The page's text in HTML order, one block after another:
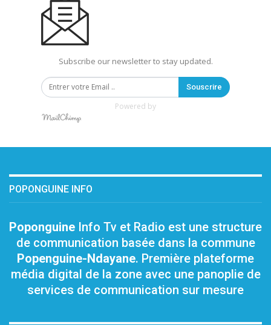
Subscribe our newsletter to stay updated.
Souscrire
Powered by
POPONGUINE INFO
Poponguine Info Tv et Radio est une structure
de communication basée dans la commune
Popenguine-Ndayane. Première plateforme
média digital de la zone avec une panoplie de
services de communication sur mesure